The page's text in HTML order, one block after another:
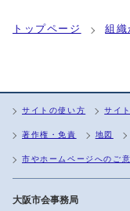
トップページ 組織
サイトの使い方 サイ
著作権・免責 地図
市やホームページへのご
大阪市会事務局